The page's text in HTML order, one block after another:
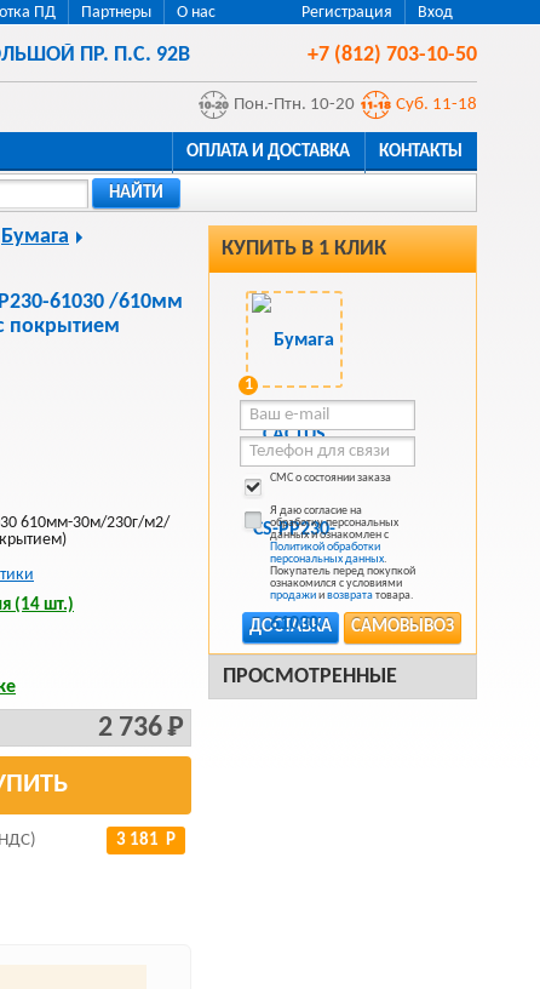
Регистрация Вход
ПД Партнеры
О нас
ПР. П.С. 92В +7 (812) 703-10-50
Пон.-Птн. 10-20 Суб. 11-18
ОПЛАТА И ДОСТАВКА КОНТАКТЫ
НАЙТИ
КУПИТЬ В 1 КЛИК
1
СМС о состоянии заказа
Я даю согласие на
обработку персональных
данных и ознакомлен с
Политикой обработки
персональных данных.
Покупатель перед покупкой
ознакомился с условиями
продажиивозврататовара.
САМОВЫВОЗ
ДОСТАВКА
ПРОСМОТРЕННЫЕ
Бумага
61030 /610мм
покрытием
610мм-30м/230г/м2/
(14 шт.)
2 736 Р
3 181 Р